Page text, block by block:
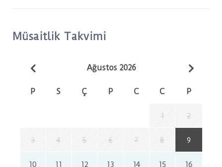
Müsaitlik Takvimi
Ağustos 2026
P S Ç P C C P
1 2
3 4 5 6 7 8 9
10 11 12 13 14 15 16